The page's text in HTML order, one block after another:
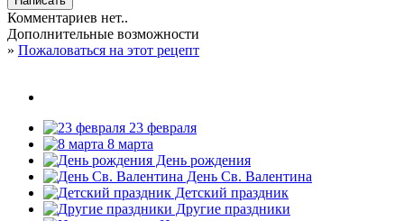
Комментариев нет..
Дополнительные возможности
» Пожаловаться на этот рецепт
23 февраля
8 марта
День рождения
День Св. Валентина
Детский праздник
Другие праздники